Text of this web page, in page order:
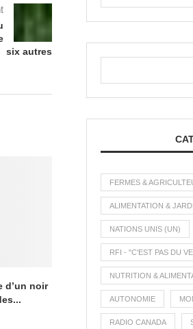
six autres
d’un noir
FERMES &
ALIMENTATION &
NATIONS UNIS (UN)
RFI - "C'EST PAS DU
NUTRITION &
AUTONOMIE
RADIO CANADA